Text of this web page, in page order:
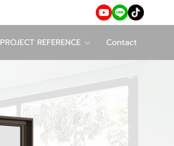
PROJECT REFERENCE Contact